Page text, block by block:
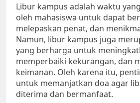
Libur kampus adalah waktu
oleh mahasiswa untuk dapat
melepaskan penat, dan
Namun, libur kampus juga
yang berharga untuk
memperbaiki kekurangan, dan
keimanan. Oleh karena itu,
untuk memanjatkan doa agar
diterima dan bermanfaat.